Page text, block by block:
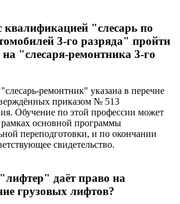
"слесарь по
3-го разряда" пройти
на "слесаря-ремонтника 3-го
ремонтник" указана в перечне
приказом № 513
Обучение по этой профессии может
рамках основной программы
переподготовки, и по окончании
свидетельство.
даёт право на
грузовых лифтов?